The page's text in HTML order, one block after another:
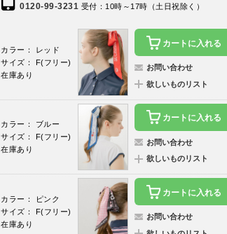
0120-99-3231 受付：10時～17時（土日祝除く）
カラー： レッド
サイズ： F(フリー)
在庫あり
カートに入れる
お問い合わせ
欲しいものリスト
カラー： ブルー
サイズ： F(フリー)
在庫あり
カートに入れる
お問い合わせ
欲しいものリスト
カラー： ピンク
サイズ： F(フリー)
在庫あり
カートに入れる
お問い合わせ